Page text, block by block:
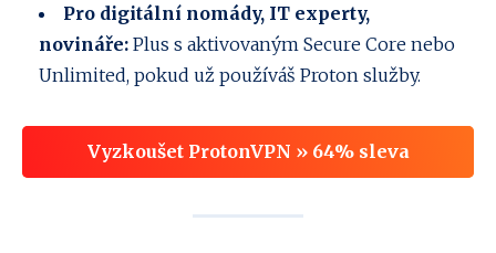
Pro digitální nomády, IT experty,
novináře: Plus s aktivovaným Secure Core nebo
Unlimited, pokud už používáš Proton služby.
Vyzkoušet ProtonVPN » 64% sleva